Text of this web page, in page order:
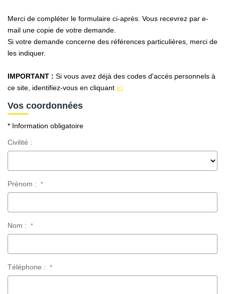
AFR IMMOBILIER Bezons
AFR IMMOBILIER Carrières-Sur-Seine
AFR IMMOBILIER Chatou - Location | Gestion | Syndic
AFR IMMOBILIER Houilles
Merci de compléter le formulaire ci-après. Vous recevrez par e-
mail une copie de votre demande.
Si votre demande concerne des références particulières, merci de
les indiquer.
IMPORTANT : Si vous avez déjà des codes d'accés personnels à
ce site, identifiez-vous en cliquant ici
Vos coordonnées
* Information obligatoire
Civilité :
Prénom : *
Nom : *
Téléphone : *